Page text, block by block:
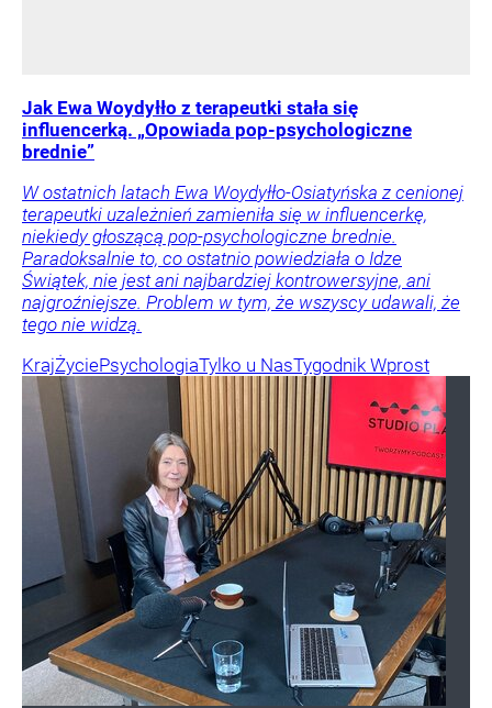
Jak Ewa Woydyłło z terapeutki stała się
influencerką. „Opowiada pop-psychologiczne
brednie”
W ostatnich latach Ewa Woydyłło-Osiatyńska z cenionej
terapeutki uzależnień zamieniła się w influencerkę,
niekiedy głoszącą pop-psychologiczne brednie.
Paradoksalnie to, co ostatnio powiedziała o Idze
Świątek, nie jest ani najbardziej kontrowersyjne, ani
najgroźniejsze. Problem w tym, że wszyscy udawali, że
tego nie widzą.
KrajŻyciePsychologiaTylko u NasTygodnik Wprost